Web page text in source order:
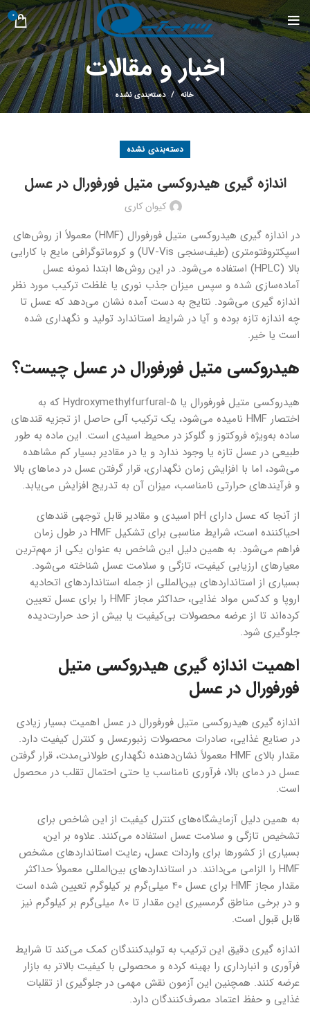
0
اخبار و مقالات
خانه دسته‌بندی نشده
دسته‌بندی نشده
اندازه گیری هیدروکسی متیل فورفورال در عسل
کیوان کاری
در اندازه گیری هیدروکسی متیل فورفورال (HMF) معمولاً از روش‌های
اسپکتروفتومتری (طیف‌سنجی UV-Vis) و کروماتوگرافی مایع با کارایی
بالا (HPLC) استفاده می‌شود. در این روش‌ها ابتدا نمونه عسل
آماده‌سازی شده و سپس میزان جذب نوری یا غلظت ترکیب مورد نظر
اندازه گیری می‌شود. نتایج به دست آمده نشان می‌دهد که عسل تا
چه اندازه تازه بوده و آیا در شرایط استاندارد تولید و نگهداری شده
است یا خیر.
هیدروکسی متیل فورفورال در عسل چیست؟
هیدروکسی متیل فورفورال یا 5-Hydroxymethylfurfural که به
اختصار HMF نامیده می‌شود، یک ترکیب آلی حاصل از تجزیه قندهای
ساده به‌ویژه فروکتوز و گلوکز در محیط اسیدی است. این ماده به طور
طبیعی در عسل تازه یا وجود ندارد و یا در مقادیر بسیار کم مشاهده
می‌شود، اما با افزایش زمان نگهداری، قرار گرفتن عسل در دماهای بالا
و فرآیندهای حرارتی نامناسب، میزان آن به تدریج افزایش می‌یابد.
از آنجا که عسل دارای pH اسیدی و مقادیر قابل توجهی قندهای
احیاکننده است، شرایط مناسبی برای تشکیل HMF در طول زمان
فراهم می‌شود. به همین دلیل این شاخص به عنوان یکی از مهم‌ترین
معیارهای ارزیابی کیفیت، تازگی و سلامت عسل شناخته می‌شود.
بسیاری از استانداردهای بین‌المللی از جمله استانداردهای اتحادیه
اروپا و کدکس مواد غذایی، حداکثر مجاز HMF را برای عسل تعیین
کرده‌اند تا از عرضه محصولات بی‌کیفیت یا بیش از حد حرارت‌دیده
جلوگیری شود.
اهمیت اندازه گیری هیدروکسی متیل
فورفورال در عسل
اندازه گیری هیدروکسی متیل فورفورال در عسل اهمیت بسیار زیادی
در صنایع غذایی، صادرات محصولات زنبورعسل و کنترل کیفیت دارد.
مقدار بالای HMF معمولاً نشان‌دهنده نگهداری طولانی‌مدت، قرار گرفتن
عسل در دمای بالا، فرآوری نامناسب یا حتی احتمال تقلب در محصول
است.
به همین دلیل آزمایشگاه‌های کنترل کیفیت از این شاخص برای
تشخیص تازگی و سلامت عسل استفاده می‌کنند. علاوه بر این،
بسیاری از کشورها برای واردات عسل، رعایت استانداردهای مشخص
HMF را الزامی می‌دانند. در استانداردهای بین‌المللی معمولاً حداکثر
مقدار مجاز HMF برای عسل 40 میلی‌گرم بر کیلوگرم تعیین شده است
و در برخی مناطق گرمسیری این مقدار تا 80 میلی‌گرم بر کیلوگرم نیز
قابل قبول است.
اندازه گیری دقیق این ترکیب به تولیدکنندگان کمک می‌کند تا شرایط
فرآوری و انبارداری را بهینه کرده و محصولی با کیفیت بالاتر به بازار
عرضه کنند. همچنین این آزمون نقش مهمی در جلوگیری از تقلبات
غذایی و حفظ اعتماد مصرف‌کنندگان دارد.